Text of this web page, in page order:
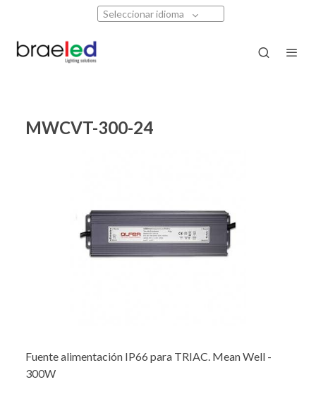
Seleccionar idioma
MWCVT-300-24
Fuente alimentación IP66 para TRIAC. Mean Well -
300W